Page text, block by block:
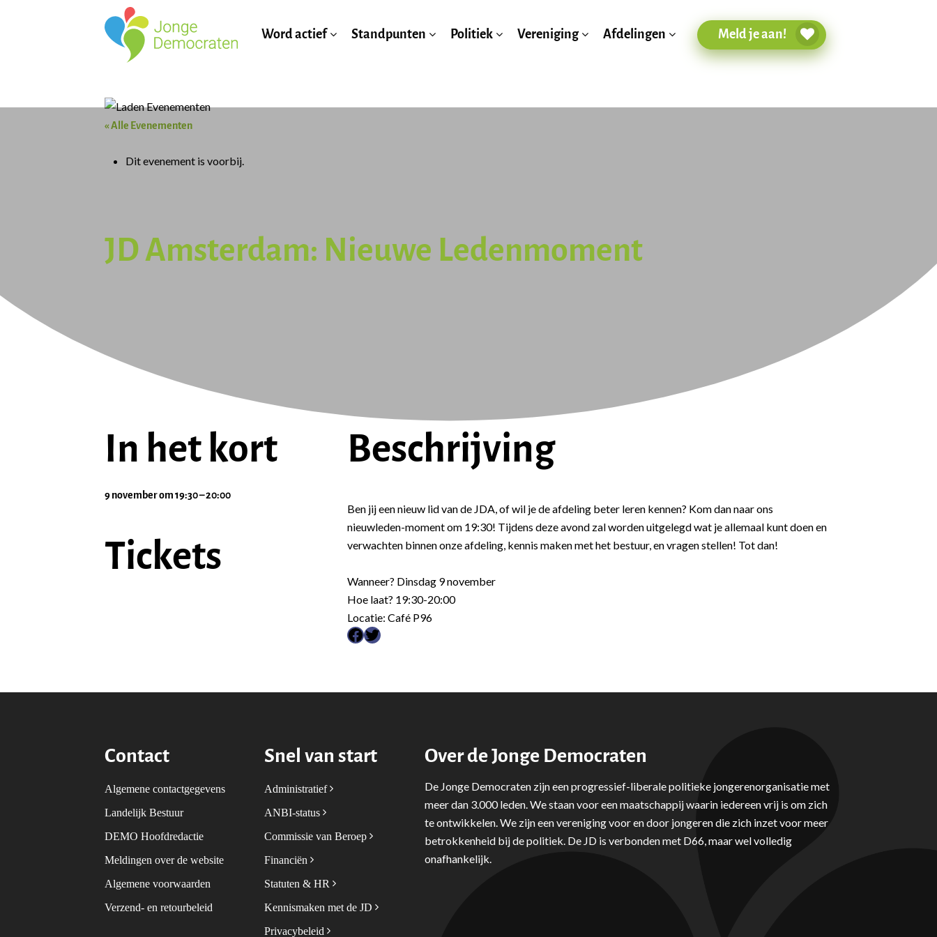
Word actief Standpunten Politiek Vereniging Afdelingen Meld je aan!
« Alle Evenementen
Dit evenement is voorbij.
JD Amsterdam: Nieuwe Ledenmoment
In het kort
9 novemberom19:30–20:00
Tickets
Beschrijving
Ben jij een nieuw lid van de JDA, of wil je de afdeling beter leren kennen? Kom dan naar ons
nieuwleden-moment om 19:30! Tijdens deze avond zal worden uitgelegd wat je allemaal kunt doen en
verwachten binnen onze afdeling, kennis maken met het bestuur, en vragen stellen! Tot dan!
Wanneer? Dinsdag 9 november
Hoe laat? 19:30-20:00
Locatie: Café P96
Facebook Twitter
Contact
Algemene contactgegevens
Landelijk Bestuur
DEMO Hoofdredactie
Meldingen over de website
Algemene voorwaarden
Verzend- en retourbeleid
Snel van start
Administratief
ANBI-status
Commissie van Beroep
Financiën
Statuten & HR
Kennismaken met de JD
Privacybeleid
Over de Jonge Democraten
De Jonge Democraten zijn een progressief-liberale politieke jongerenorganisatie met
meer dan 3.000 leden. We staan voor een maatschappij waarin iedereen vrij is om zich
te ontwikkelen. We zijn een vereniging voor en door jongeren die zich inzet voor meer
betrokkenheid bij de politiek. De JD is verbonden met D66, maar wel volledig
onafhankelijk.